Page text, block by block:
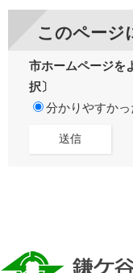
このページ
市ホームページを
択〕
分かりやすかっ